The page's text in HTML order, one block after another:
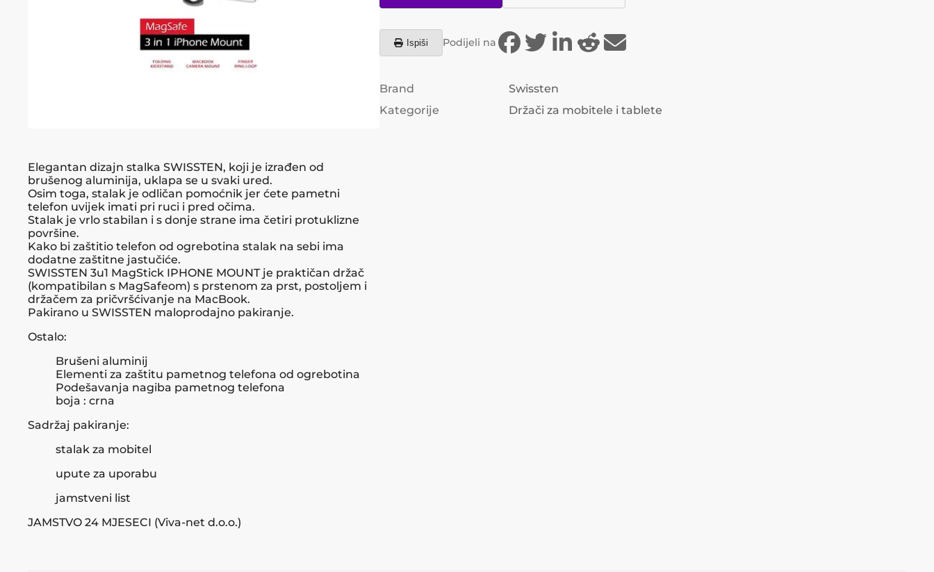
Elegantan dizajn stalka SWISSTEN, koji je izrađen od
brušenog aluminija, uklapa se u svaki ured.
Osim toga, stalak je odličan pomoćnik jer ćete pametni
telefon uvijek imati pri ruci i pred očima.
Stalak je vrlo stabilan i s donje strane ima četiri protuklizne
površine.
Kako bi zaštitio telefon od ogrebotina stalak na sebi ima
dodatne zaštitne jastučiće.
SWISSTEN 3u1 MagStick IPHONE MOUNT je praktičan držač
(kompatibilan s MagSafeom) s prstenom za prst, postoljem i
držačem za pričvršćivanje na MacBook.
Pakirano u SWISSTEN maloprodajno pakiranje.
Ostalo:
Brušeni aluminij
Elementi za zaštitu pametnog telefona od ogrebotina
Podešavanja nagiba pametnog telefona
boja : crna
Sadržaj pakiranje:
stalak za mobitel
upute za uporabu
jamstveni list
JAMSTVO 24 MJESECI (Viva-net d.o.o.)
Ispiši Podijeli na
Brand
Swissten
Kategorije
Držači za mobitele i tablete